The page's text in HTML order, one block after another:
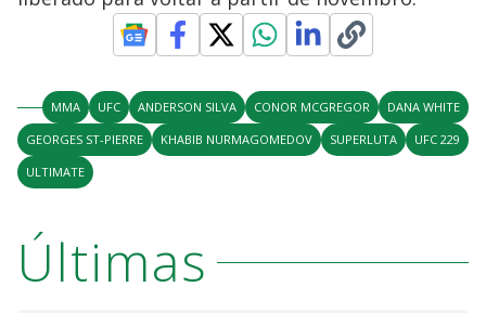
MMA UFC ANDERSON SILVA CONOR MCGREGOR
DANA WHITE
GEORGES ST-PIERRE
KHABIB NURMAGOMEDOV SUPERLUTA
UFC 229
ULTIMATE
Últimas